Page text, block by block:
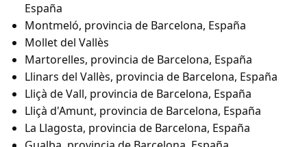
España
Montmeló, provincia de Barcelona, España
Mollet del Vallès
Martorelles, provincia de Barcelona, España
Llinars del Vallès, provincia de Barcelona, España
Lliçà de Vall, provincia de Barcelona, España
Lliçà d'Amunt, provincia de Barcelona, España
La Llagosta, provincia de Barcelona, España